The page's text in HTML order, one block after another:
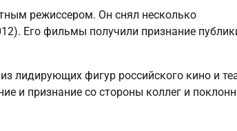
режиссером. Он снял несколько
Его фильмы получили признание
лидирующих фигур российского кино и
и признание со стороны коллег и